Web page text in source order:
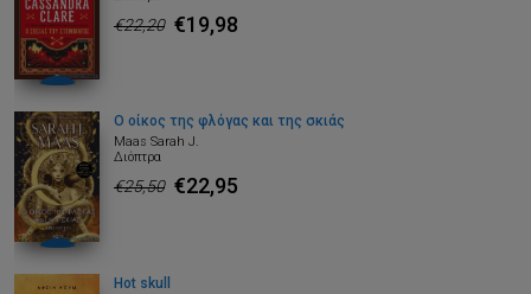
€22,20 €19,98
Ο οίκος της φλόγας και της σκιάς
Maas Sarah J.
Διόπτρα
€25,50 €22,95
Hot skull